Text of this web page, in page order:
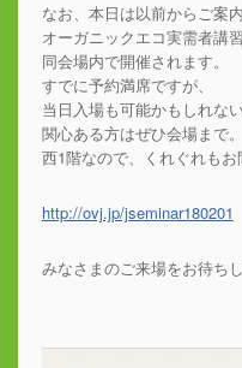
なお、本日は以前からご案内
オーガニックエコ実需者講
同会場内で開催されます。
すでに予約満席ですが、
当日入場も可能かもしれない
関心ある方はぜひ会場まで。
西1階なので、くれぐれもお
http://ovj.jp/jseminar180201
みなさまのご来場をお待ちし